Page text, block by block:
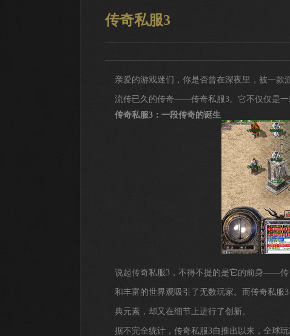
传奇私服3
亲爱的游戏迷们，你是否曾在深夜里，被一款
流传已久的传奇——传奇私服3。它不仅仅是一
传奇私服3：一段传奇的诞生
说起传奇私服3，不得不提的是它的前身——传
和丰富的世界观吸引了无数玩家。而传奇私服
典元素，却又在细节上进行了创新。
据不完全统计，传奇私服3自推出以来，全球